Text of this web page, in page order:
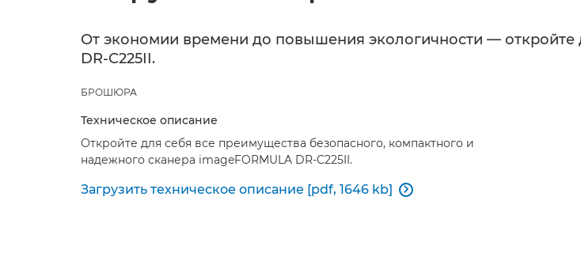
От экономии времени до повышения экологичности — откройте
DR-C225II.
БРОШЮРА
Техническое описание
Откройте для себя все преимущества безопасного, компактного и
надежного сканера imageFORMULA DR-C225II.
Загрузить техническое описание [pdf, 1646 kb] 